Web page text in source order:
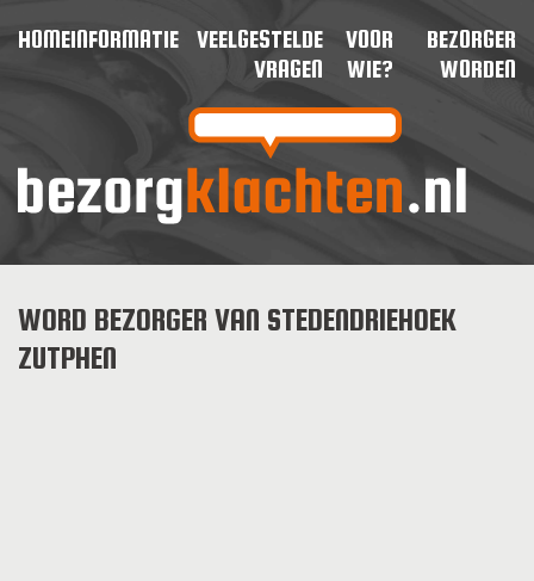
HOMEINFORMATIE
VEELGESTELDE
VRAGEN
VOOR
WIE?
BEZORGER
WORDEN
WORD BEZORGER VAN STEDENDRIEHOEK
ZUTPHEN